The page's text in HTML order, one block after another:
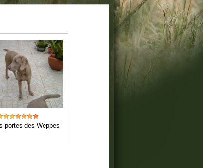
portes des Weppes